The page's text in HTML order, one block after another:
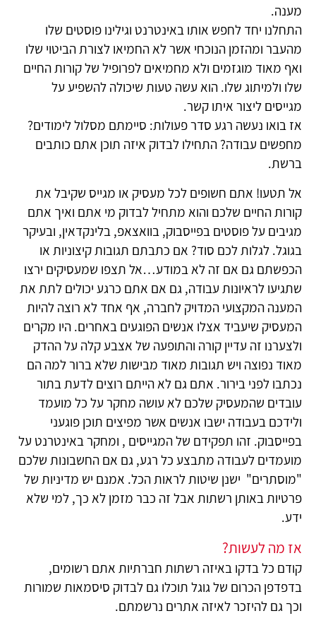
מענה.
התחלנו יחד לחפש אותו באינטרנט וגילינו פוסטים שלו
מהעבר ומהזמן הנוכחי אשר לא החמיאו לצורת הביטוי שלו
ואף מאוד מוגזמים ולא מחמיאים לפרופיל של קורות החיים
שלו ולמיתוג שלו. הוא עשה טעות שיכולה להשפיע על
מגייסים ליצור איתו קשר.
אז בואו נעשה רגע סדר פעולות: סיימתם מסלול לימודים?
מחפשים עבודה? התחילו לבדוק איזה תוכן אתם כותבים
ברשת.
אל תטעו! אתם חשופים לכל מעסיק או מגייס שקיבל את
קורות החיים שלכם והוא מתחיל לבדוק מי אתם ואיך אתם
מגיבים על פוסטים בפייסבוק, בוואצאפ, בלינקדאין, ובעיקר
בגוגל. לגלות לכם סוד? אם כתבתם תגובות קיצוניות או
הכפשתם גם אם זה לא במודע…אל תצפו שמעסיקים ירצו
שתגיעו לראיונות עבודה, גם אם אתם כרגע יכולים לתת את
המענה המקצועי המדויק לחברה, אף אחד לא רוצה להיות
המעסיק שיעביד אצלו אנשים הפוגעים באחרים. היו מקרים
ולצערנו זה עדיין קורה והתופעה של אצבע קלה על ההדק
מאוד נפוצה ויש תגובות מאוד מבישות שלא ברור למה הם
נכתבו לפני בירור. אתם גם לא הייתם רוצים לדעת בתור
עובדים שהמעסיק שלכם לא עושה מחקר על כל מועמד
ולידכם בעבודה ישבו אנשים אשר מפיצים תוכן פוגעני
בפייסבוק. זהו תפקידם של המגייסים , ומחקר באינטרנט על
מועמדים לעבודה מתבצע כל רגע, גם אם החשבונות שלכם
"מוסתרים" ישנן שיטות לראות הכל. אמנם יש מדיניות של
פרטיות באותן רשתות אבל זה כבר מזמן לא כך, למי שלא
ידע.
אז מה לעשות?
קודם כל בדקו באיזה רשתות חברתיות אתם רשומים,
בדפדפן הכרום של גוגל תוכלו גם לבדוק סיסמאות שמורות
וכך גם להיזכר לאיזה אתרים נרשמתם.